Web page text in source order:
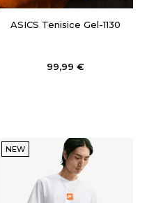
ASICS Tenisice Gel-1130
99,99 €
NEW